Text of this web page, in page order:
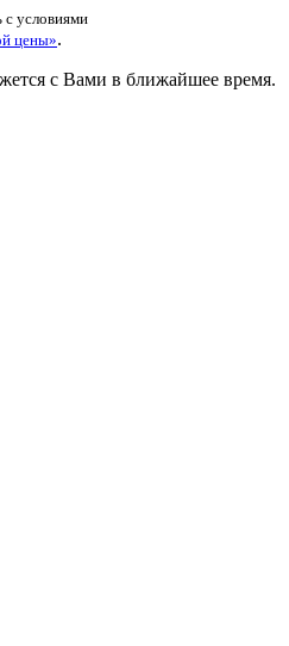
с условиями
цены».
с Вами в ближайшее время.